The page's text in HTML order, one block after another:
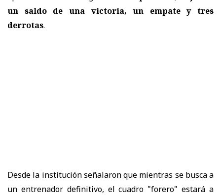
un saldo de una victoria, un empate y tres
derrotas.
Desde la institución señalaron que mientras se busca a
un entrenador definitivo, el cuadro "forero" estará a